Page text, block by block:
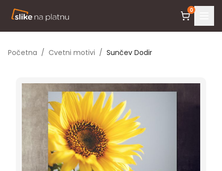
0
Početna / Cvetni motivi / Sunčev Dodir